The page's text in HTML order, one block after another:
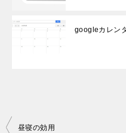
googleカレン
投
昼寝の効用